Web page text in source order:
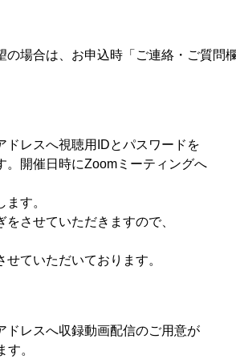
場合は、お申込時「ご連絡・ご質問
ドレスへ視聴用IDとパスワードを
催日時にZoomミーティングへ
す。
せていただきますので、
ていただいております。
ドレスへ収録動画配信のご用意が
。